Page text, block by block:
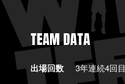
TEAM DATA
出場回数
3年連続4回目